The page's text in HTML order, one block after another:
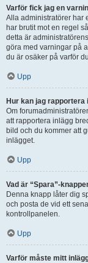
Varför fick jag en
Alla administratörer har
har brutit mot en regel
detta är
göra med varningar på
du är osäker på varför
Upp
Hur kan jag
Om
att rapportera inlägg
bild och du kommer att
inlägget.
Upp
Vad är “Spara”-
Denna knapp låter dig
och posta de vid ett
kontrollpanelen.
Upp
Varför måste mitt